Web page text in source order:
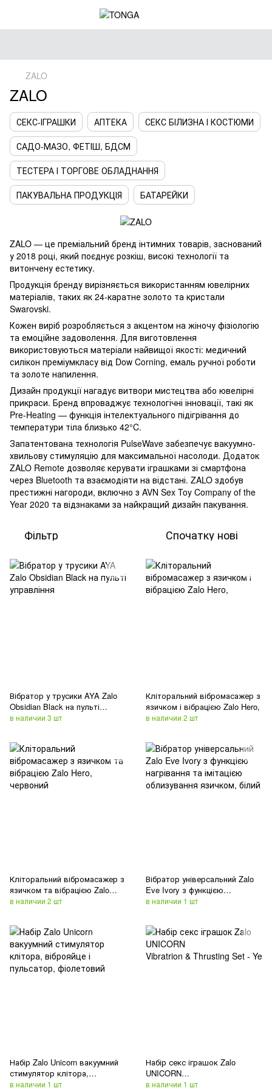
ZALO
ZALO
СЕКС-ІГРАШКИ АПТЕКА
СЕКС БІЛИЗНА І КОСТЮМИ
САДО-МАЗО, ФЕТІШ, БДСМ
ТЕСТЕРА І ТОРГОВЕ ОБЛАДНАННЯ
ПАКУВАЛЬНА ПРОДУКЦІЯ
БАТАРЕЙКИ
ZALO — це преміальний бренд інтимних товарів, заснований
у 2018 році, який поєднує розкіш, високі технології та
витончену естетику.
Продукція бренду вирізняється використанням ювелірних
матеріалів, таких як 24-каратне золото та кристали
Swarovski.
Кожен виріб розробляється з акцентом на жіночу фізіологію
та емоційне задоволення. Для виготовлення
використовуються матеріали найвищої якості: медичний
силікон преміумкласу від Dow Corning, емаль ручної роботи
та золоте напилення.
Дизайн продукції нагадує витвори мистецтва або ювелірні
прикраси. Бренд впроваджує технологічні інновації, такі як
Pre-Heating — функція інтелектуального підігрівання до
температури тіла близько 42°C.
Запатентована технологія PulseWave забезпечує вакуумно-
хвильову стимуляцію для максимальної насолоди. Додаток
ZALO Remote дозволяє керувати іграшками зі смартфона
через Bluetooth та взаємодіяти на відстані. ZALO здобув
престижні нагороди, включно з AVN Sex Toy Company of the
Year 2020 та відзнаками за найкращий дизайн пакування.
Фільтр Спочатку нові
Вібратор у трусики AYA Zalo
Obsidian Black на пульті
управління
в наличии 3 шт
Кліторальний вібромасажер з
язичком і вібрацією Zalo Hero,
в наличии 2 шт
Кліторальний вібромасажер з
язичком та вібрацією Zalo
Hero, червоний
в наличии 2 шт
Вібратор універсальний Zalo
Eve Ivory з функцією
нагрівання та імітацією
в наличии 1 шт
Набір Zalo Unicorn вакуумний
стимулятор клітора,
віброяйце і пульсатор,
в наличии 1 шт
Набір секс іграшок Zalo
UNICORN
Vibratrion & Thrusting Set - Yello
в наличии 1 шт